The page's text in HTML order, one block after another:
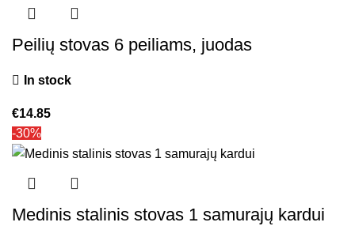
Peilių stovas 6 peiliams, juodas
In stock
€14.85
-30%
Medinis stalinis stovas 1 samurajų kardui